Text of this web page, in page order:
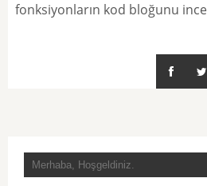
fonksiyonların kod bloğunu